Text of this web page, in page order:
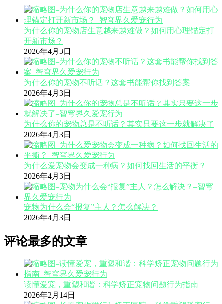
为什么你的宠物店生意越来越难做？如何用心理锚定打
开新市场？
2026年4月3日
为什么你的宠物不听话？这套书能帮你找到答案
2026年4月3日
为什么你的宠物总是不听话？其实只要这一步就解决了
2026年4月3日
为什么爱宠物会变成一种病？如何找回生活的平衡？
2026年4月3日
宠物为什么会“报复”主人？怎么解决？
2026年4月3日
评论最多的文章
读懂爱宠，重塑和谐：科学矫正宠物问题行为指南
2026年2月14日